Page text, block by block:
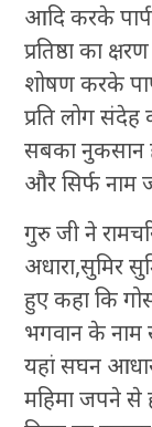
आदि करके
प्रतिष्ठा का
शोषण करके
प्रति लोग
सबका नुकसान
और सिर्फ नाम
गुरु जी ने
अधारा,सुमिर
हुए कहा कि
भगवान के नाम से
यहां सघन
महिमा जपने से